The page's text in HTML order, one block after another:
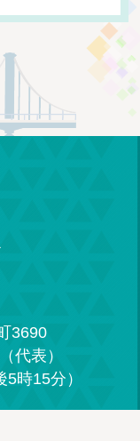
3690
代表）
時15分）